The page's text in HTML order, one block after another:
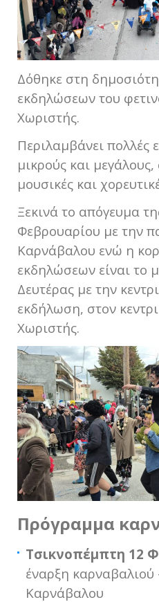
Δόθηκε στη
εκδηλώσεων του
Χωριστής.
Περιλαμβάνει πολλές
μικρούς και
μουσικές και
Ξεκινά το απόγευμα
Φεβρουαρίου με την
Καρνάβαλου ενώ η
εκδηλώσεων είναι το
Δευτέρας με την
εκδήλωση, στον
Χωριστής.
Πρόγραμμα
Τσικνοπέμπτη 12
έναρξη
Καρνάβαλου